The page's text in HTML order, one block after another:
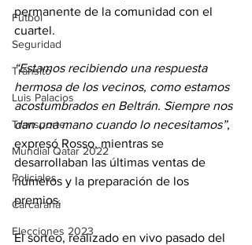
Fútbol
Seguridad
Tránsito
Luis Palacios
Transporte
Mundial Qatar 2022
Policiales
Carcarañá
Elecciones 2023
permanente de la comunidad con el
cuartel.
“Estamos recibiendo una respuesta
hermosa de los vecinos, como estamos
acostumbrados en Beltrán. Siempre nos
dan una mano cuando lo necesitamos”,
expresó Rosso, mientras se
desarrollaban las últimas ventas de
números y la preparación de los
premios.
El sorteo, realizado en vivo pasado del